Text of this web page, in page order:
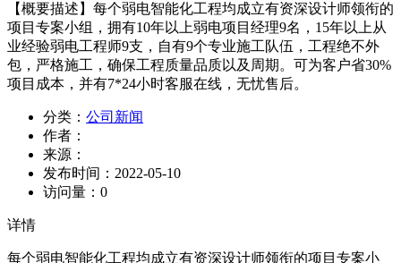
【概要描述】 每个弱电智能化工程均成立有资深设计师领衔的
项目专案小组，拥有10年以上弱电项目经理9名，15年以上从
业经验弱电工程师9支，自有9个专业施工队伍，工程绝不外
包，严格施工，确保工程质量品质以及周期。可为客户省30%
项目成本，并有7*24小时客服在线，无忧售后。
分类： 公司新闻
作者：
来源：
发布时间： 2022-05-10
访问量： 0
详情
每个弱电智能化工程均成立有资深设计师领衔的项目专案小